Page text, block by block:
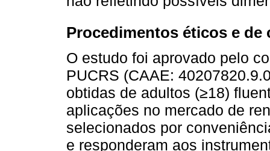
Procedimentos éticos e de
O estudo foi aprovado pelo
PUCRS (CAAE:
obtidas de adultos (≥18)
aplicações no mercado de
selecionados por
e responderam aos